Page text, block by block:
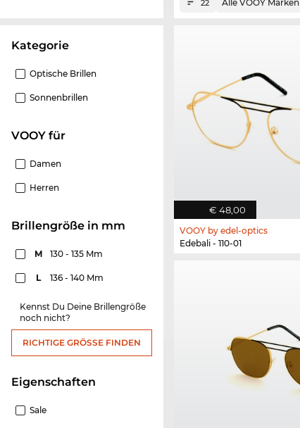
Kategorie
Optische Brillen
Sonnenbrillen
VOOY für
Damen
Herren
Brillengröße in mm
M 130 - 135 Mm
L 136 - 140 Mm
Kennst Du Deine Brillengröße
noch nicht?
RICHTIGE GRÖSSE FINDEN
Eigenschaften
Sale
22 Alle VOOY Marken
€ 48,00
VOOY by edel-optics
Edebali - 110-01